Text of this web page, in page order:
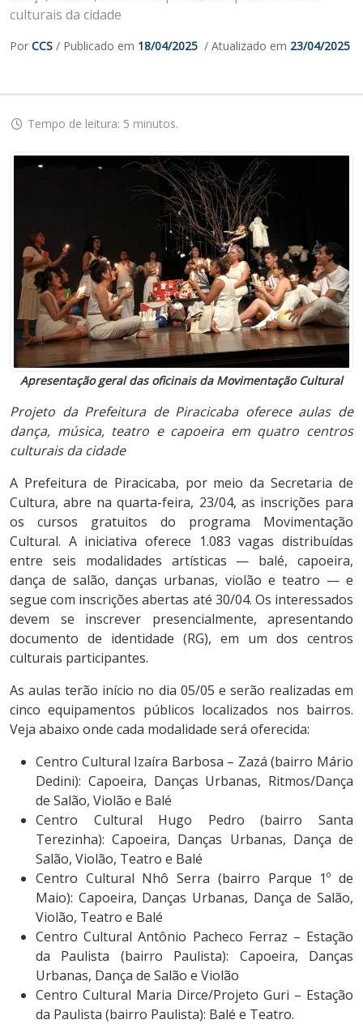
culturais da cidade
Por CCS / Publicado em 18/04/2025 / Atualizado em 23/04/2025
Tempo de leitura: 5 minutos.
Apresentação geral das oficinais da Movimentação Cultural
Projeto da Prefeitura de Piracicaba oferece aulas de
dança, música, teatro e capoeira em quatro centros
culturais da cidade
A Prefeitura de Piracicaba, por meio da Secretaria de
Cultura, abre na quarta-feira, 23/04, as inscrições para
os cursos gratuitos do programa Movimentação
Cultural. A iniciativa oferece 1.083 vagas distribuídas
entre seis modalidades artísticas — balé, capoeira,
dança de salão, danças urbanas, violão e teatro — e
segue com inscrições abertas até 30/04. Os interessados
devem se inscrever presencialmente, apresentando
documento de identidade (RG), em um dos centros
culturais participantes.
As aulas terão início no dia 05/05 e serão realizadas em
cinco equipamentos públicos localizados nos bairros.
Veja abaixo onde cada modalidade será oferecida:
Centro Cultural Izaíra Barbosa – Zazá (bairro Mário
Dedini): Capoeira, Danças Urbanas, Ritmos/Dança
de Salão, Violão e Balé
Centro Cultural Hugo Pedro (bairro Santa
Terezinha): Capoeira, Danças Urbanas, Dança de
Salão, Violão, Teatro e Balé
Centro Cultural Nhô Serra (bairro Parque 1º de
Maio): Capoeira, Danças Urbanas, Dança de Salão,
Violão, Teatro e Balé
Centro Cultural Antônio Pacheco Ferraz – Estação
da Paulista (bairro Paulista): Capoeira, Danças
Urbanas, Dança de Salão e Violão
Centro Cultural Maria Dirce/Projeto Guri – Estação
da Paulista (bairro Paulista): Balé e Teatro.